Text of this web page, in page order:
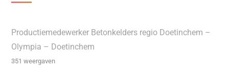
Productiemedewerker Betonkelders regio Doetinchem –
Olympia – Doetinchem
351 weergaven